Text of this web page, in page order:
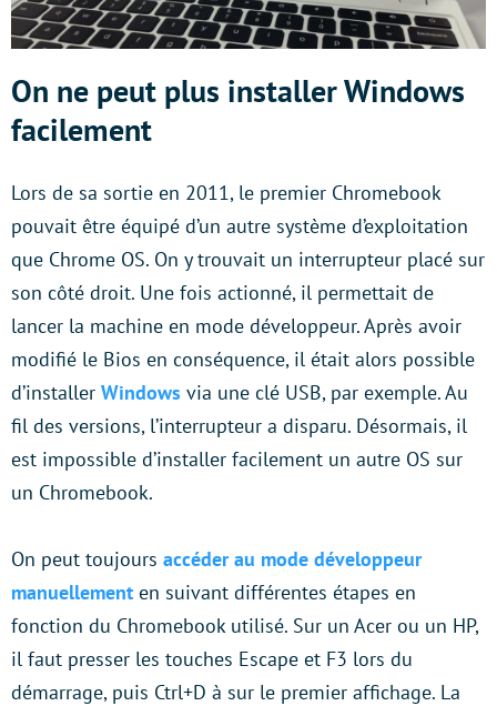
On ne peut plus installer Windows
facilement
Lors de sa sortie en 2011, le premier Chromebook
pouvait être équipé d’un autre système d’exploitation
que Chrome OS. On y trouvait un interrupteur placé sur
son côté droit. Une fois actionné, il permettait de
lancer la machine en mode développeur. Après avoir
modifié le Bios en conséquence, il était alors possible
d’installer Windows via une clé USB, par exemple. Au
fil des versions, l’interrupteur a disparu. Désormais, il
est impossible d’installer facilement un autre OS sur
un Chromebook.
On peut toujours accéder au mode développeur
manuellement en suivant différentes étapes en
fonction du Chromebook utilisé. Sur un Acer ou un HP,
il faut presser les touches Escape et F3 lors du
démarrage, puis Ctrl+D à sur le premier affichage. La